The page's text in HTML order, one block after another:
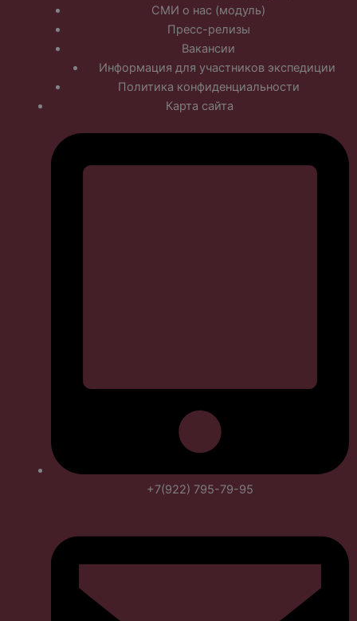
СМИ о нас (модуль)
Пресс-релизы
Вакансии
Информация для участников экспедиции
Политика конфиденциальности
Карта сайта
+7(922) 795-79-95